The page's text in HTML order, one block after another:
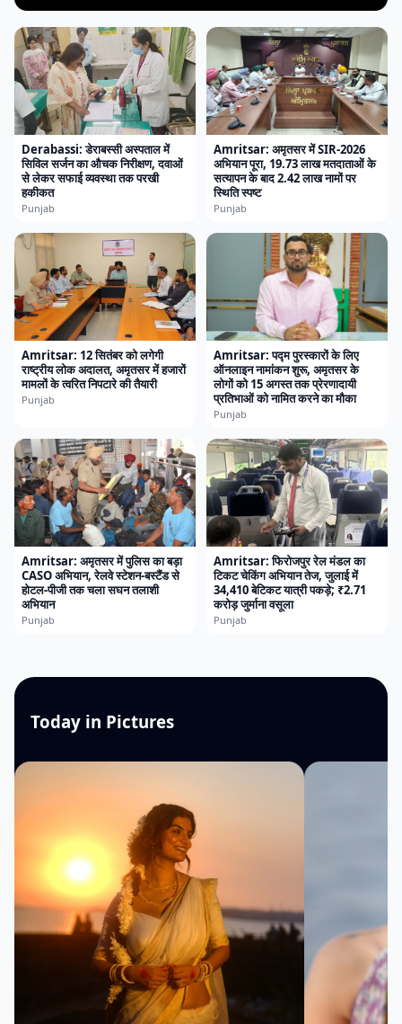
Derabassi: डेराबस्सी अस्पताल में
सिविल सर्जन का औचक निरीक्षण, दवाओं
से लेकर सफाई व्यवस्था तक परखी
हकीकत
Punjab
Amritsar: अमृतसर में SIR-2026
अभियान पूरा, 19.73 लाख मतदाताओं के
सत्यापन के बाद 2.42 लाख नामों पर
स्थिति स्पष्ट
Punjab
Amritsar: 12 सितंबर को लगेगी
राष्ट्रीय लोक अदालत, अमृतसर में हजारों
मामलों के त्वरित निपटारे की तैयारी
Punjab
Amritsar: पद्म पुरस्कारों के लिए
ऑनलाइन नामांकन शुरू, अमृतसर के
लोगों को 15 अगस्त तक प्रेरणादायी
प्रतिभाओं को नामित करने का मौका
Punjab
Amritsar: अमृतसर में पुलिस का बड़ा
CASO अभियान, रेलवे स्टेशन-बस्टैंड से
होटल-पीजी तक चला सघन तलाशी
अभियान
Punjab
Amritsar: फिरोजपुर रेल मंडल का
टिकट चेकिंग अभियान तेज, जुलाई में
34,410 बेटिकट यात्री पकड़े; ₹2.71
करोड़ जुर्माना वसूला
Punjab
Today in Pictures